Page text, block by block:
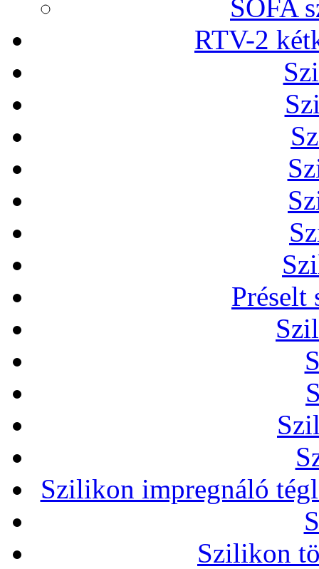
SOFA
RTV-2
Préselt
Szilikon impregnáló
Szilikon